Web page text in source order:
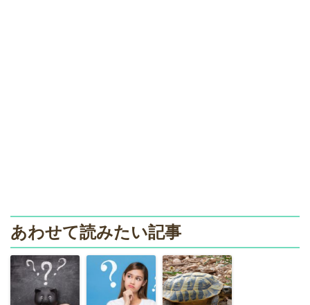
あわせて読みたい記事